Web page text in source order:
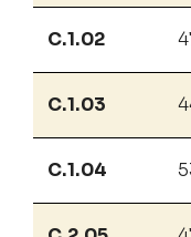
C.1.02
C.1.03
C.1.04